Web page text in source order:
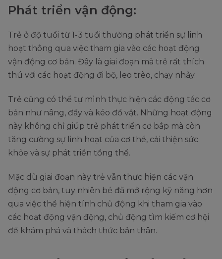
Phát triển vận động:
Trẻ ở độ tuổi từ 1-3 tuổi thường phát triển sự linh
hoạt thông qua việc tham gia vào các hoạt động
vận động cơ bản. Đây là giai đoạn mà trẻ rất thích
thú với các hoạt động đi bộ, leo trèo, chạy nhảy.
Trẻ cũng có thể tự mình thực hiện các động tác cơ
bản như nâng, đẩy và kéo đồ vật. Những hoạt động
này không chỉ giúp trẻ phát triển cơ bắp mà còn
tăng cường sự linh hoạt của cơ thể, cải thiện sức
khỏe và sự phát triển tổng thể.
Mặc dù giai đoạn này trẻ vẫn thực hiện các vận
động cơ bản, tuy nhiên bé đã mở rộng kỹ năng hơn
qua việc thể hiện tính chủ động khi tham gia vào
các hoạt động vận động, chủ động tìm kiếm cơ hội
để khám phá và thách thức bản thân.